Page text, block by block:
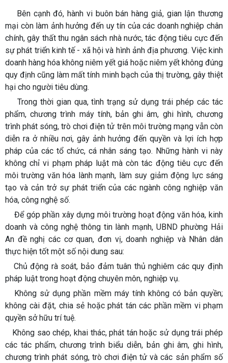
Bên cạnh đó, hành vi buôn bán hàng giả, gian lận thương
mại còn làm ảnh hưởng đến uy tín của các doanh nghiệp chân
chính, gây thất thu ngân sách nhà nước, tác động tiêu cực đến
sự phát triển kinh tế - xã hội và hình ảnh địa phương. Việc kinh
doanh hàng hóa không niêm yết giá hoặc niêm yết không đúng
quy định cũng làm mất tính minh bạch của thị trường, gây thiệt
hại cho người tiêu dùng.
Trong thời gian qua, tình trạng sử dụng trái phép các tác
phẩm, chương trình máy tính, bản ghi âm, ghi hình, chương
trình phát sóng, trò chơi điện tử trên môi trường mạng vẫn còn
diễn ra ở nhiều nơi, gây ảnh hưởng đến quyền và lợi ích hợp
pháp của các tổ chức, cá nhân sáng tạo. Những hành vi này
không chỉ vi phạm pháp luật mà còn tác động tiêu cực đến
môi trường văn hóa lành mạnh, làm suy giảm động lực sáng
tạo và cản trở sự phát triển của các ngành công nghiệp văn
hóa, công nghệ số.
Để góp phần xây dựng môi trường hoạt động văn hóa, kinh
doanh và công nghệ thông tin lành mạnh, UBND phường Hải
An đề nghị các cơ quan, đơn vị, doanh nghiệp và Nhân dân
thực hiện tốt một số nội dung sau:
Chủ động rà soát, bảo đảm tuân thủ nghiêm các quy định
pháp luật trong hoạt động chuyên môn, nghiệp vụ.
Không sử dụng phần mềm máy tính không có bản quyền;
không cài đặt, chia sẻ hoặc phát tán các phần mềm vi phạm
quyền sở hữu trí tuệ.
Không sao chép, khai thác, phát tán hoặc sử dụng trái phép
các tác phẩm, chương trình biểu diễn, bản ghi âm, ghi hình,
chương trình phát sóng, trò chơi điện tử và các sản phẩm số